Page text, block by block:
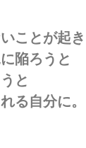
ことが起
陥ろうと
と
る自分に。